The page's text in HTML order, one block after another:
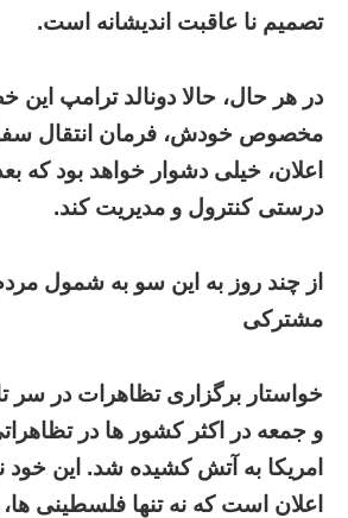
تصمیم نا عاقبت اندیشانه است.
در هر حال، حالا دونالد ترامپ
مخصوص خودش، فرمان انتقال
اعلان، خیلی دشوار خواهد بود که
درستی کنترول و مدیریت کند.
از چند روز به این سو به شمول
مشترکی
خواستار برگزاری تظاهرات در سر
و جمعه در اکثر کشور ها در
امریکا به آتش کشیده شد. این
اعلان است که نه تنها فلسطینی